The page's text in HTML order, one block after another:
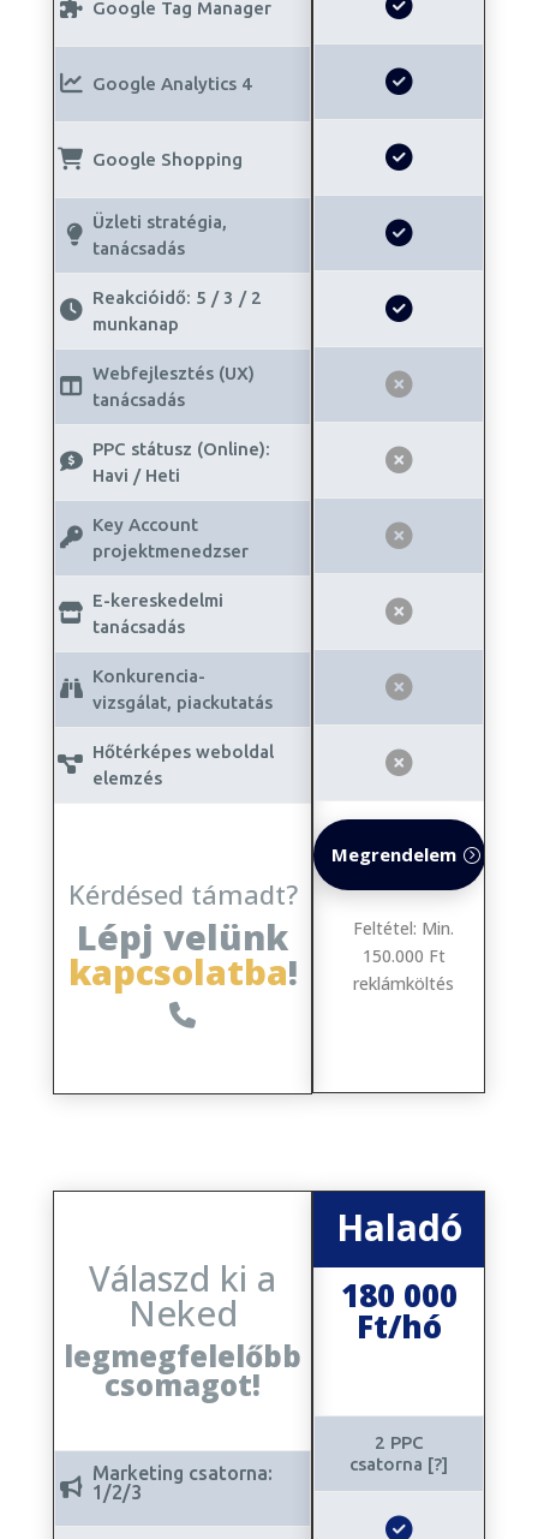
Google Tag Manager
Google Analytics 4
Google Shopping
Üzleti stratégia,
tanácsadás
Reakcióidő: 5 / 3 / 2
munkanap
Webfejlesztés (UX)
tanácsadás
PPC státusz (Online):
Havi / Heti
Key Account
projektmenedzser
E-kereskedelmi
tanácsadás
Konkurencia-
vizsgálat, piackutatás
Hőtérképes weboldal
elemzés
Kérdésed támadt?
Lépj velünk
kapcsolatba!
Megrendelem
Feltétel: Min.
150.000 Ft
reklámköltés
Válaszd ki a
Neked
legmegfelelőbb
csomagot!
Marketing csatorna:
1/2/3
Haladó
180 000
Ft/hó
2 PPC
csatorna [?]